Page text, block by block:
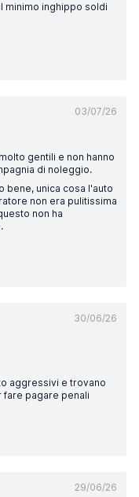
minimo inghippo soldi
03/07/26
gentili e non hanno
di noleggio.
bene, unica cosa l'auto
non era pulitissima
non ha
30/06/26
aggressivi e trovano
pagare penali
29/06/26